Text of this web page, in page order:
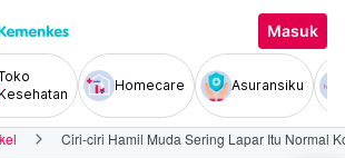
Masuk
Kesehatan
Homecare Asuransiku
Ciri-ciri Hamil Muda Sering Lapar Itu Normal